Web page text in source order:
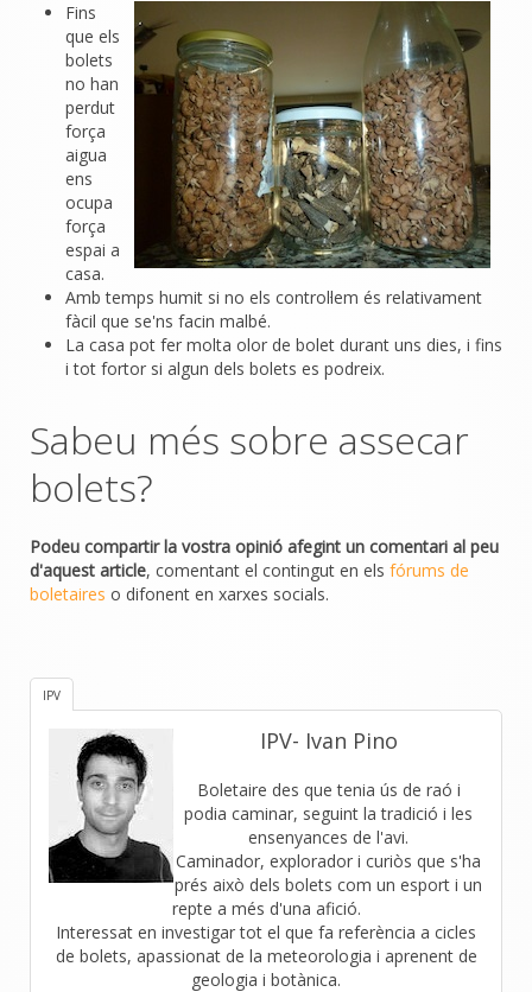
Fins
que els
bolets
no han
perdut
força
aigua
ens
ocupa
força
espai a
casa.
Amb temps humit si no els control·lem és relativament
fàcil que se'ns facin malbé.
La casa pot fer molta olor de bolet durant uns dies, i fins
i tot fortor si algun dels bolets es podreix.
Sabeu més sobre assecar
bolets?
Podeu compartir la vostra opinió afegint un comentari al peu
d'aquest article, comentant el contingut en els fórums de
boletaires o difonent en xarxes socials.
IPV
IPV- Ivan Pino
Boletaire des que tenia ús de raó i
podia caminar, seguint la tradició i les
ensenyances de l'avi.
Caminador, explorador i curiòs que s'ha
prés això dels bolets com un esport i un
repte a més d'una afició.
Interessat en investigar tot el que fa referència a cicles
de bolets, apassionat de la meteorologia i aprenent de
geologia i botànica.